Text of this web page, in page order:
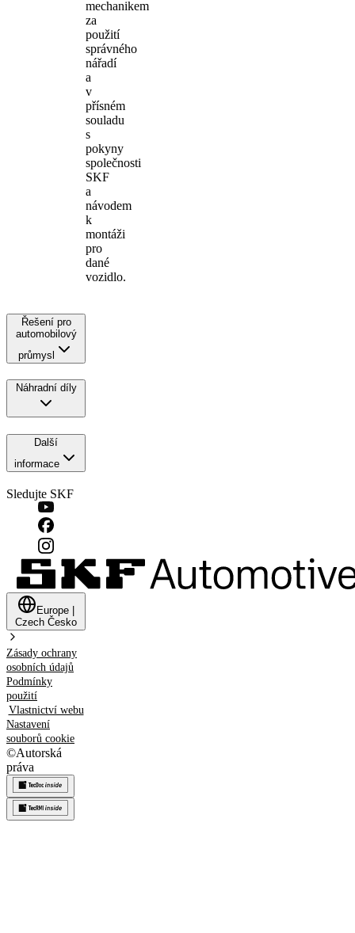
mechanikem
za
použití
správného
nářadí
a
v
přísném
souladu
s
pokyny
společnosti
SKF
a
návodem
k
montáži
pro
dané
vozidlo.
Řešení pro
automobilový
průmysl
Náhradní díly
Další
informace
Sledujte SKF
Europe
Czech Česko
Zásady ochrany
osobních údajů
Podmínky
použití
Vlastnictví webu
Nastavení
souborů cookie
©Autorská
práva